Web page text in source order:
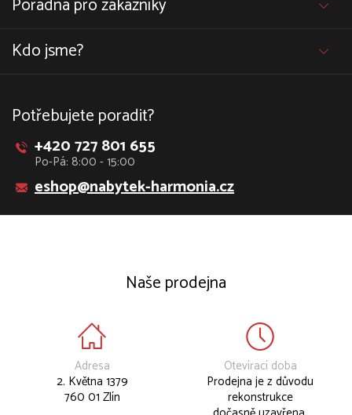
Poradna pro zákazníky
Kdo jsme?
Potřebujete poradit?
+420 727 801 655
Po-Pá: 8:00 - 15:00
eshop@nabytek-harmonia.cz
Naše prodejna
Adresa
2. Května 1379
760 01 Zlín
Otevírací doba
Prodejna je z důvodu
rekonstrukce